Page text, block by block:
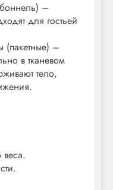
–
для гостьей
(пакетные) –
в тканевом
тело,
веса.